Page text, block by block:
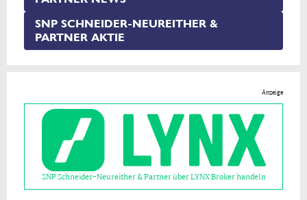
SNP SCHNEIDER-NEUREITHER &
PARTNER AKTIE
Anzeige
SNP Schneider-Neureither & Partner über LYNX Broker handeln